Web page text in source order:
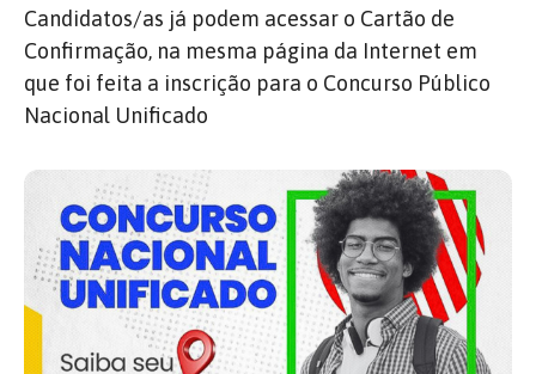
Candidatos/as já podem acessar o Cartão de
Confirmação, na mesma página da Internet em
que foi feita a inscrição para o Concurso Público
Nacional Unificado